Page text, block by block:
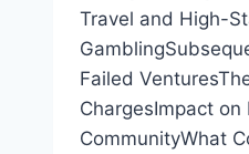
Travel and High-
Failed
ChargesImpact on
CommunityWhat